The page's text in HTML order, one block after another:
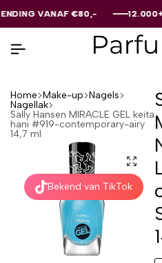
VANAF €80,- 12.000+
VANAF €80,- 12.000+
VANAF €80,- 12.000+
Home Make-up Nagels
Nagellak
Sally Hansen MIRACLE GEL keita
hani #919-contemporary-airy
14,7 ml
Bekend van TikTok